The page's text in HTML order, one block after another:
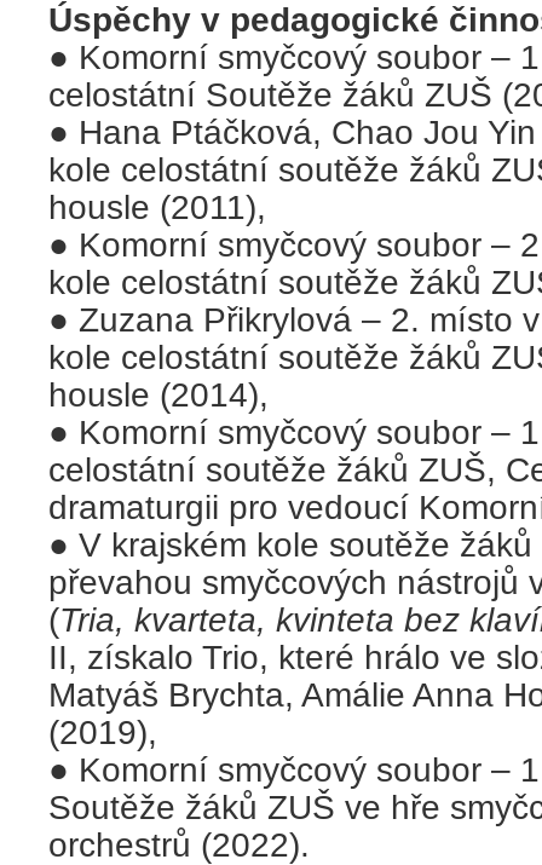
Úspěchy v pedagogické
● Komorní smyčcový soubor –
celostátní Soutěže žáků ZUŠ
● Hana Ptáčková, Chao Jou
kole celostátní soutěže žáků
housle (2011),
● Komorní smyčcový soubor –
kole celostátní soutěže žáků
● Zuzana Přikrylová – 2. místo
kole celostátní soutěže žáků
housle (2014),
● Komorní smyčcový soubor –
celostátní soutěže žáků ZUŠ,
dramaturgii pro vedoucí
● V krajském kole soutěže
převahou smyčcových nástrojů
(Tria, kvarteta, kvinteta bez
II, získalo Trio, které hrálo ve
Matyáš Brychta, Amálie Anna
(2019),
● Komorní smyčcový soubor –
Soutěže žáků ZUŠ ve hře
orchestrů (2022).